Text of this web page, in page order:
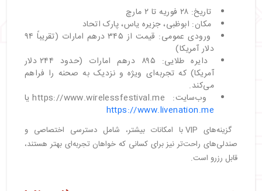
تاریخ: ۲۸ فوریه تا ۲ مارچ
مکان: ابوظبی، جزیره یاس، پارک اتحاد
ورودی عمومی: قیمت از ۳۴۵ درهم امارات (تقریباً ۹۴
دلار آمریکا)
دایره طلایی: ۸۹۵ درهم امارات (حدود ۲۴۴ دلار
آمریکا) که تجربه‌ای ویژه و نزدیک به صحنه را فراهم
می‌کند.
وب‌سایت: https://www.wirelessfestival.me یا
https://www.livenation.me
گزینه‌های VIP با امکانات بیشتر، شامل دسترسی اختصاصی و
صندلی‌های راحت‌تر نیز برای کسانی که خواهان تجربه‌ای بهتر هستند،
قابل رزرو است.